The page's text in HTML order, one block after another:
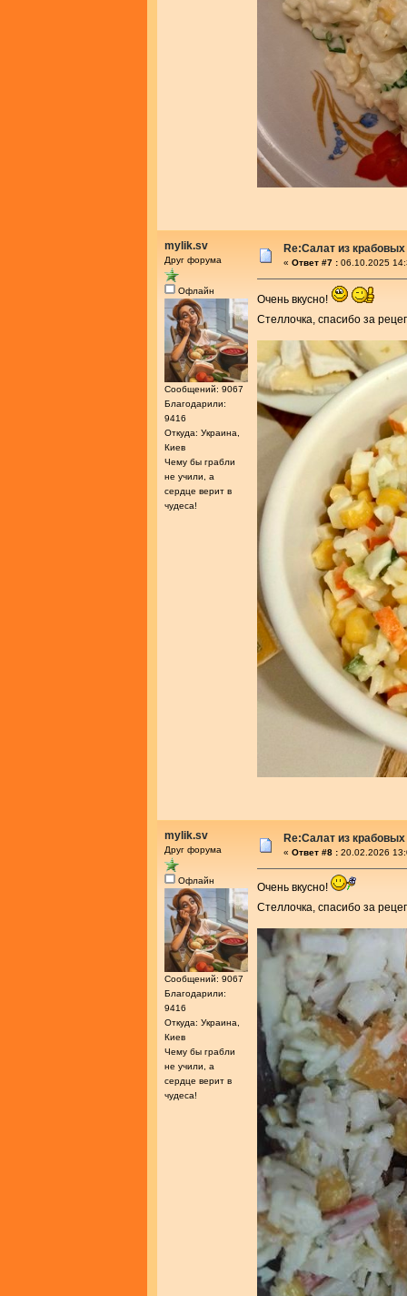
mylik.sv
Друг форума
Офлайн
Сообщений: 9067
Благодарили:
9416
Откуда: Украина,
Киев
Чему бы грабли
не учили, а
сердце верит в
чудеса!
Re:Салат из
« Ответ #7 : 06.10.2025
Очень вкусно!
Стеллочка, спасибо за
mylik.sv
Друг форума
Офлайн
Сообщений: 9067
Благодарили:
9416
Откуда: Украина,
Киев
Чему бы грабли
не учили, а
сердце верит в
чудеса!
Re:Салат из
« Ответ #8 : 20.02.2026
Очень вкусно!
Стеллочка, спасибо за